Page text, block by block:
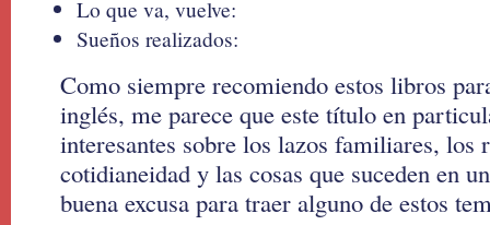
Lo que va, vuelve:
Sueños realizados:
Como siempre recomiendo estos libros
inglés, me parece que este título en
interesantes sobre los lazos familiares, los
cotidianeidad y las cosas que suceden en
buena excusa para traer alguno de estos